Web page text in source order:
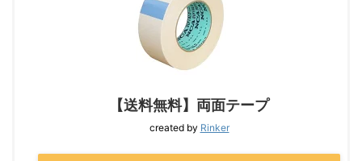
【送料無料】両面テープ
created by Rinker